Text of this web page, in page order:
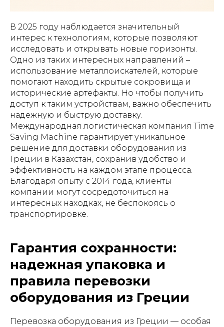
В 2025 году наблюдается значительный
интерес к технологиям, которые позволяют
исследовать и открывать новые горизонты.
Одно из таких интересных направлений –
использование металлоискателей, которые
помогают находить скрытые сокровища и
исторические артефакты. Но чтобы получить
доступ к таким устройствам, важно обеспечить
надежную и быструю доставку.
Международная логистическая компания Time
Saving Machine гарантирует уникальное
решение для доставки оборудования из
Греции в Казахстан, сохранив удобство и
эффективность на каждом этапе процесса.
Благодаря опыту с 2014 года, клиенты
компании могут сосредоточиться на
интересных находках, не беспокоясь о
транспортировке.
Гарантия сохранности:
надежная упаковка и
правила перевозки
оборудования из Греции
Перевозка оборудования из Греции — особая